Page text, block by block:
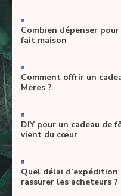
-
Combien dépenser
fait maison
-
Comment offrir un
Mères ?
-
DIY pour un cadeau de
vient du cœur
-
Quel délai
rassurer les acheteurs ?